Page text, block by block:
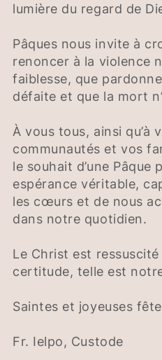
lumière du regard de
Pâques nous invite à
renoncer à la violence
faiblesse, que
défaite et que la mort
À vous tous, ainsi qu’à
communautés et vos
le souhait d’une Pâque
espérance véritable,
les cœurs et de nous
dans notre quotidien.
Le Christ est
certitude, telle est
Saintes et joyeuses
Fr. Ielpo, Custode